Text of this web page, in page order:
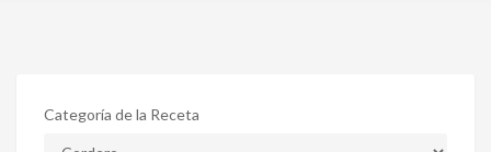
Categoría de la Receta